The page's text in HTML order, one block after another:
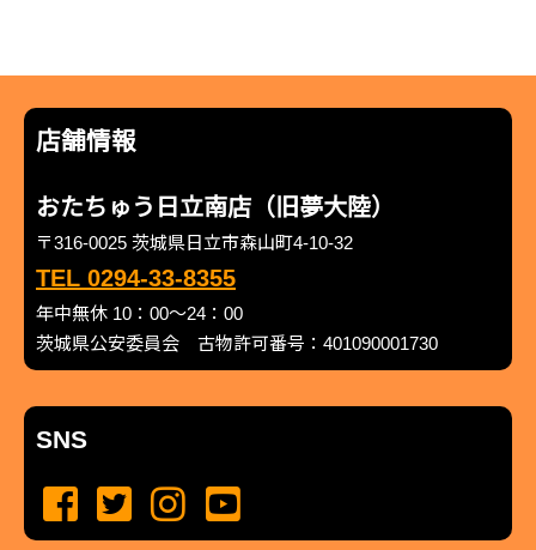
店舗情報
おたちゅう日立南店（旧夢大陸）
〒316-0025 茨城県日立市森山町4-10-32
TEL 0294-33-8355
年中無休 10：00～24：00
茨城県公安委員会 古物許可番号：401090001730
SNS